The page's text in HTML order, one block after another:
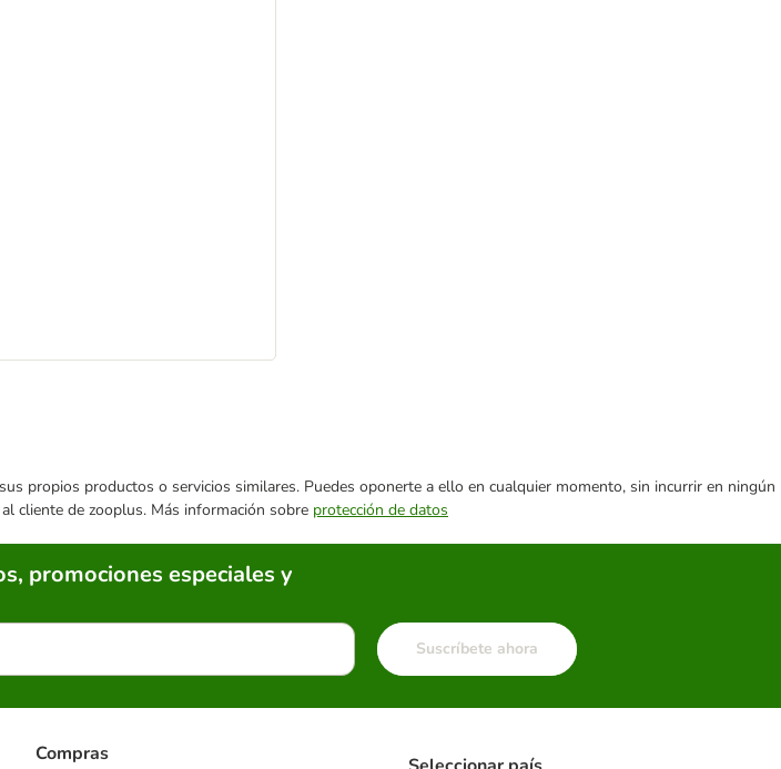
propios productos o servicios similares. Puedes oponerte a ello en cualquier momento, sin incurrir en ningún
cliente de zooplus. Más información sobre protección de datos
promociones especiales y
Suscríbete ahora
Compras